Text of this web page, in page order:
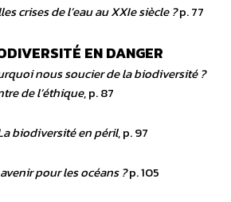
crises de l’eau au XXIe siècle ?p. 77
EN DANGER
nous soucier de la biodiversité ?
de l’éthique, p. 87
biodiversité en péril, p. 97
pour les océans ?p. 105